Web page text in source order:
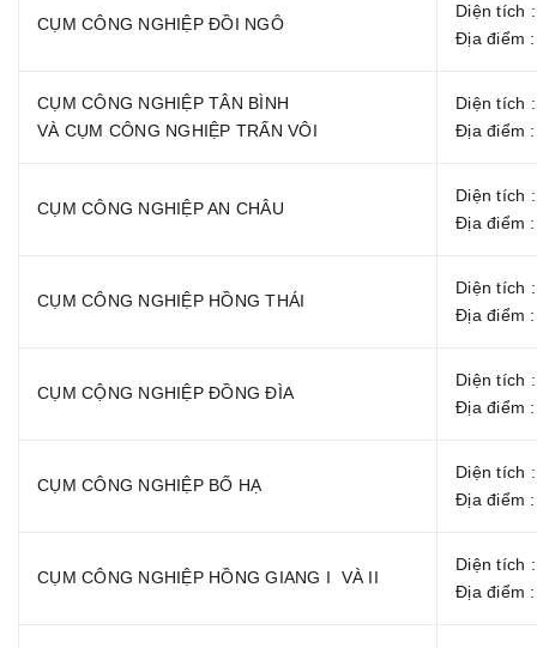
CỤM CÔNG NGHIỆP ĐỒI NGÔ
Diện tích
Địa điểm
CỤM CÔNG NGHIỆP TÂN BÌNH
VÀ CỤM CÔNG NGHIỆP TRẤN VÔI
Diện tích
Địa điểm
CỤM CÔNG NGHIỆP AN CHÂU
Diện tích
Địa điểm
CỤM CÔNG NGHIỆP HỒNG THÁI
Diện tích
Địa điểm
CỤM CỘNG NGHIỆP ĐỒNG ĐÌA
Diện tích
Địa điểm
CỤM CÔNG NGHIỆP BỐ HẠ
Diện tích
Địa điểm
CỤM CÔNG NGHIỆP HỒNG GIANG I VÀ II
Diện tích
Địa điểm